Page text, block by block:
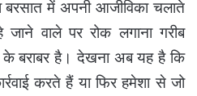
बरसात में अपनी आजीविका चलाते
वाले पर रोक लगाना गरीब
के बराबर है। देखना अब यह है कि
करते हैं या फिर हमेशा से जो